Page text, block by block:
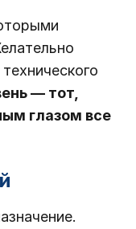
― тот,
глазом все